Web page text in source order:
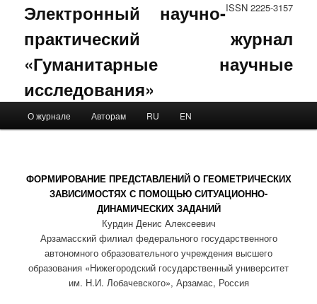
ISSN 2225-3157
Электронный научно-
практический журнал
«Гуманитарные научные
исследования»
Skip to primary content
Skip to secondary content
О журнале Авторам RU EN
ФОРМИРОВАНИЕ ПРЕДСТАВЛЕНИЙ О ГЕОМЕТРИЧЕСКИХ
ЗАВИСИМОСТЯХ С ПОМОЩЬЮ СИТУАЦИОННО-
ДИНАМИЧЕСКИХ ЗАДАНИЙ
Курдин Денис Алексеевич
Арзамасский филиал федерального государственного
автономного образовательного учреждения высшего
образования «Нижегородский государственный университет
им. Н.И. Лобачевского», Арзамас, Россия